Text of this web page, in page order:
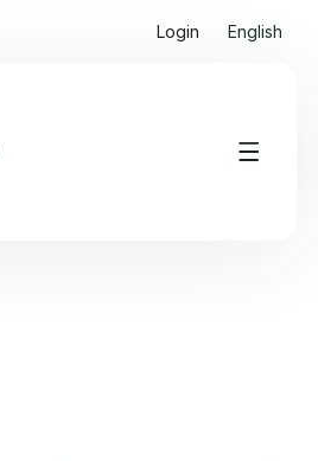
Login English